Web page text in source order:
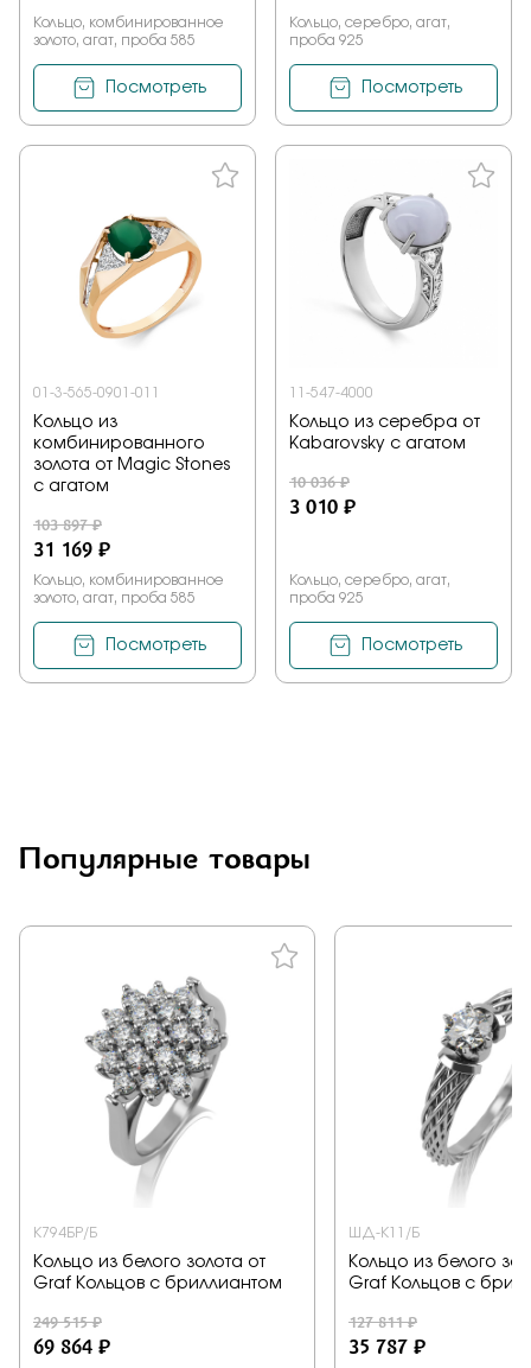
Кольцо, комбинированное
золото, агат, проба 585
Посмотреть
Кольцо, серебро, агат,
проба 925
Посмотреть
01-3-565-0901-011
Кольцо из
комбинированного
золота от Magic Stones
с агатом
103 897 ₽
31 169 ₽
Кольцо, комбинированное
золото, агат, проба 585
Посмотреть
11-547-4000
Кольцо из серебра от
Kabarovsky с агатом
10 036 ₽
3 010 ₽
Кольцо, серебро, агат,
проба 925
Посмотреть
Популярные товары
К794БР/Б
Кольцо из белого золота от
Graf Кольцов с бриллиантом
249 515 ₽
69 864 ₽
ШД-К11/Б
Кольцо из белого
Graf Кольцов с
127 811 ₽
35 787 ₽